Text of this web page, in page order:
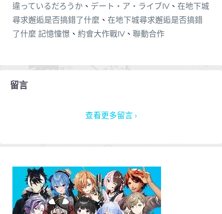
違っているだろうか 、 デート・ア・ライブIV 、 在地下城
尋求邂逅是否搞錯了什麼 、 在地下城尋求邂逅是否搞錯
了什麼 記憶憧憬 、 約會大作戰IV 、 聯動合作
留言
查看更多留言 ›